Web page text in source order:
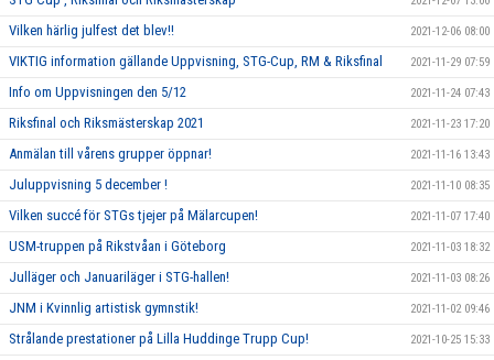
Vilken härlig julfest det blev!! 2021-12-06 08:00
VIKTIG information gällande Uppvisning, STG-Cup, RM & Riksfinal 2021-11-29 07:59
Info om Uppvisningen den 5/12 2021-11-24 07:43
Riksfinal och Riksmästerskap 2021 2021-11-23 17:20
Anmälan till vårens grupper öppnar! 2021-11-16 13:43
Juluppvisning 5 december ! 2021-11-10 08:35
Vilken succé för STGs tjejer på Mälarcupen! 2021-11-07 17:40
USM-truppen på Rikstvåan i Göteborg 2021-11-03 18:32
Julläger och Januariläger i STG-hallen! 2021-11-03 08:26
JNM i Kvinnlig artistisk gymnstik! 2021-11-02 09:46
Strålande prestationer på Lilla Huddinge Trupp Cup! 2021-10-25 15:33